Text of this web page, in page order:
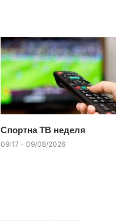
Спортна ТВ неделя
09:17 - 09/08/2026